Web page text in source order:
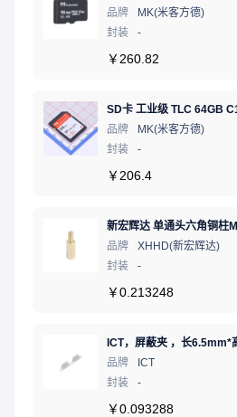
品牌
MK(米客方德)
封装
-
￥ 260.82
品牌
MK(米客方德)
封装
-
￥ 206.4
品牌
XHHD(新宏辉达)
封装
-
￥0.213248
品牌
ICT
封装
-
￥0.093288